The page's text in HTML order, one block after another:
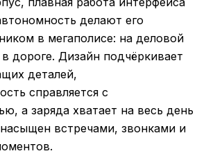
делают его
в мегаполисе: на деловой
дороге. Дизайн подчёркивает
деталей,
справляется с
а заряда хватает на весь день
встречами, звонками и